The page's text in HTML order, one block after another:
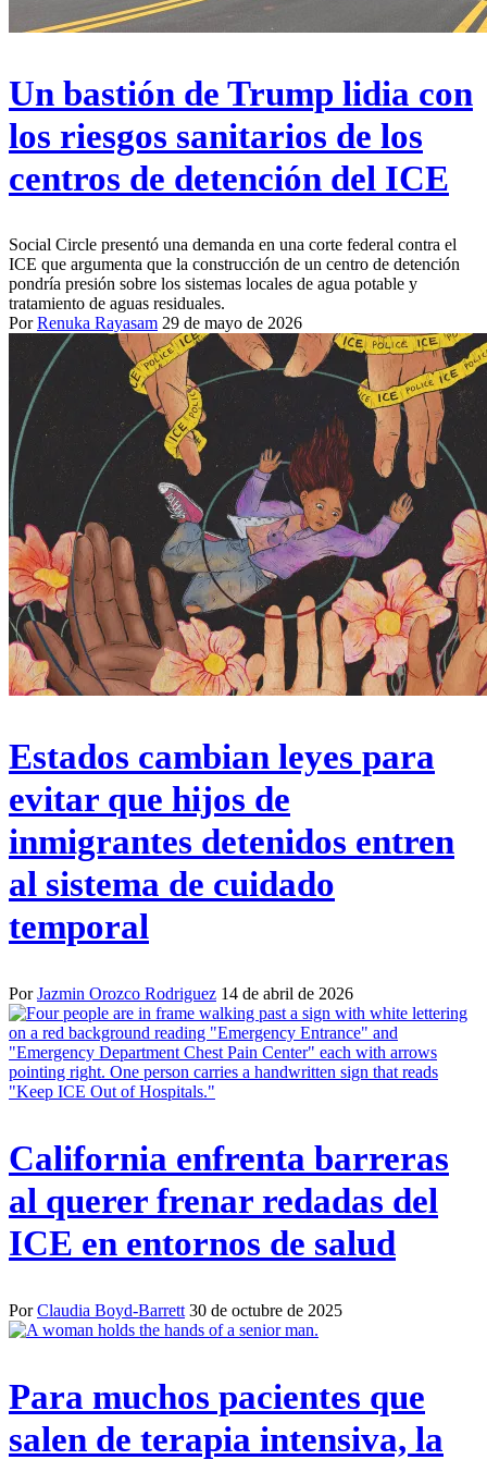
Un bastión de Trump lidia con
los riesgos sanitarios de los
centros de detención del ICE
Social Circle presentó una demanda en una corte federal contra el
ICE que argumenta que la construcción de un centro de detención
pondría presión sobre los sistemas locales de agua potable y
tratamiento de aguas residuales.
PorRenuka Rayasam 29 de mayo de 2026
Estados cambian leyes para
evitar que hijos de
inmigrantes detenidos entren
al sistema de cuidado
temporal
PorJazmin Orozco Rodriguez 14 de abril de 2026
California enfrenta barreras
al querer frenar redadas del
ICE en entornos de salud
PorClaudia Boyd-Barrett 30 de octubre de 2025
Para muchos pacientes que
salen de terapia intensiva, la